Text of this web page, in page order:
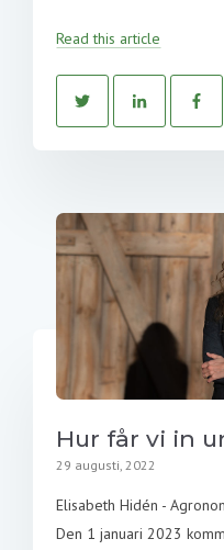
Read this article
Hur får vi in
29 augusti, 2022
Elisabeth Hidén -
Den 1 januari 2023